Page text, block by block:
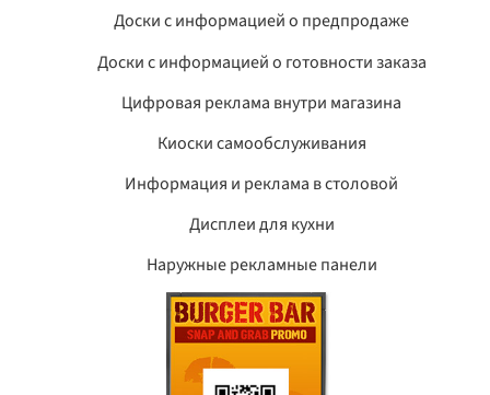
Доски с информацией о предпродаже
Доски с информацией о готовности заказа
Цифровая реклама внутри магазина
Киоски самообслуживания
Информация и реклама в столовой
Дисплеи для кухни
Наружные рекламные панели